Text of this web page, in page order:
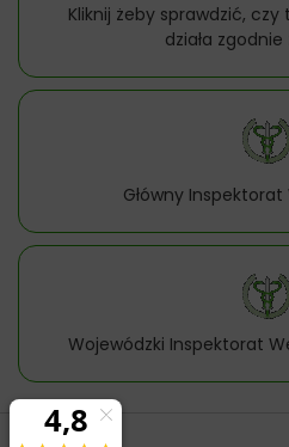
Kliknij żeby sprawdzić,
działa
Główny
Wojewódzki Inspektorat